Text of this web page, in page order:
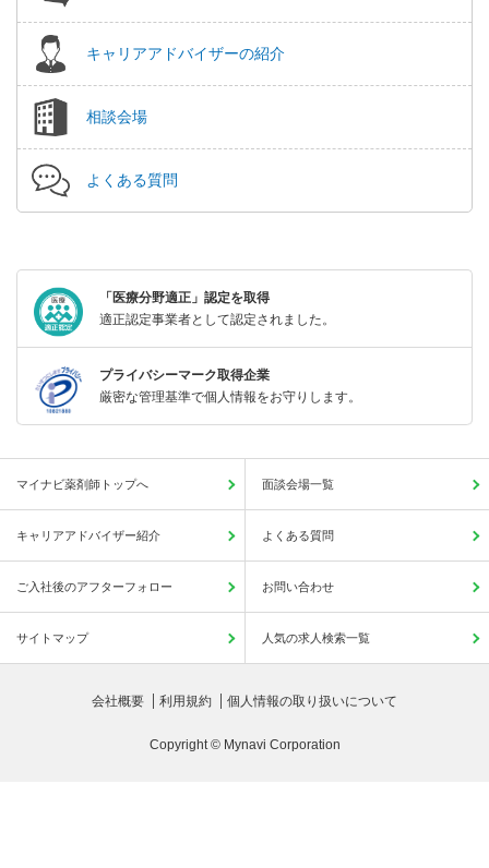
キャリアアドバイザーの紹介
相談会場
よくある質問
「医療分野適正」認定を取得
適正認定事業者として認定されました。
プライバシーマーク取得企業
厳密な管理基準で個人情報をお守りします。
マイナビ薬剤師トップへ 面談会場一覧
キャリアアドバイザー紹介 よくある質問
ご入社後のアフターフォロー お問い合わせ
サイトマップ 人気の求人検索一覧
会社概要 利用規約 個人情報の取り扱いについて
Copyright © Mynavi Corporation